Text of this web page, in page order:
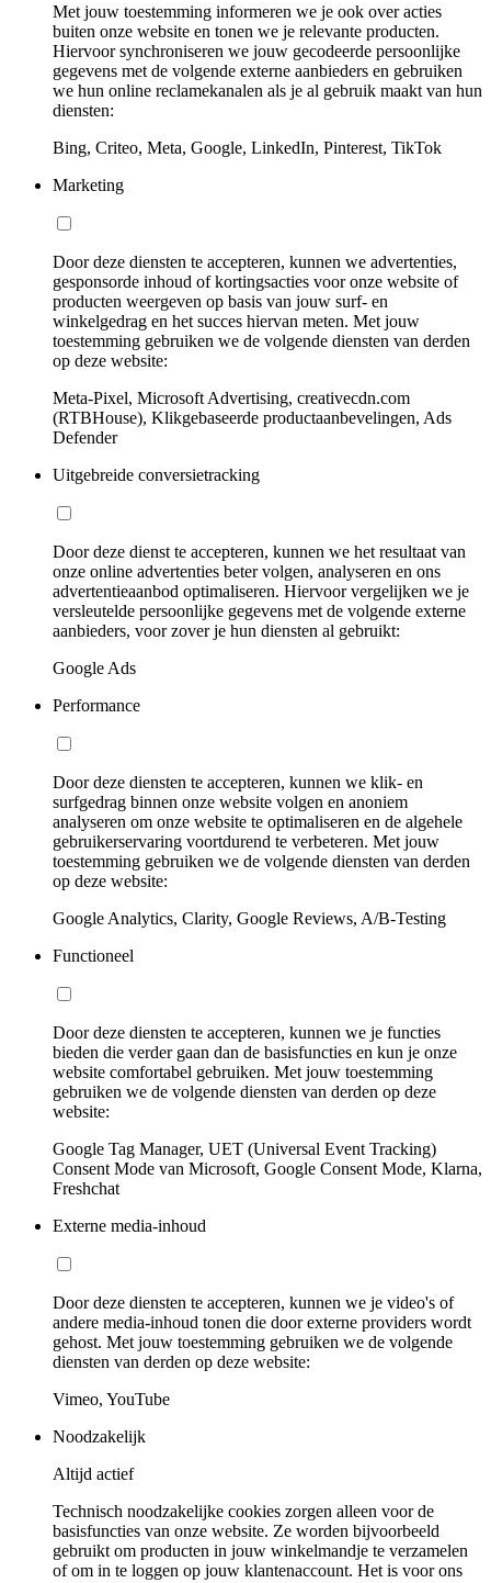
Met jouw toestemming informeren we je ook over acties
buiten onze website en tonen we je relevante producten.
Hiervoor synchroniseren we jouw gecodeerde persoonlijke
gegevens met de volgende externe aanbieders en gebruiken
we hun online reclamekanalen als je al gebruik maakt van hun
diensten:
Bing, Criteo, Meta, Google, LinkedIn, Pinterest, TikTok
Marketing
Door deze diensten te accepteren, kunnen we advertenties,
gesponsorde inhoud of kortingsacties voor onze website of
producten weergeven op basis van jouw surf- en
winkelgedrag en het succes hiervan meten. Met jouw
toestemming gebruiken we de volgende diensten van derden
op deze website:
Meta-Pixel, Microsoft Advertising, creativecdn.com
(RTBHouse), Klikgebaseerde productaanbevelingen, Ads
Defender
Uitgebreide conversietracking
Door deze dienst te accepteren, kunnen we het resultaat van
onze online advertenties beter volgen, analyseren en ons
advertentieaanbod optimaliseren. Hiervoor vergelijken we je
versleutelde persoonlijke gegevens met de volgende externe
aanbieders, voor zover je hun diensten al gebruikt:
Google Ads
Performance
Door deze diensten te accepteren, kunnen we klik- en
surfgedrag binnen onze website volgen en anoniem
analyseren om onze website te optimaliseren en de algehele
gebruikerservaring voortdurend te verbeteren. Met jouw
toestemming gebruiken we de volgende diensten van derden
op deze website:
Google Analytics, Clarity, Google Reviews, A/B-Testing
Functioneel
Door deze diensten te accepteren, kunnen we je functies
bieden die verder gaan dan de basisfuncties en kun je onze
website comfortabel gebruiken. Met jouw toestemming
gebruiken we de volgende diensten van derden op deze
website:
Google Tag Manager, UET (Universal Event Tracking)
Consent Mode van Microsoft, Google Consent Mode, Klarna,
Freshchat
Externe media-inhoud
Door deze diensten te accepteren, kunnen we je video's of
andere media-inhoud tonen die door externe providers wordt
gehost. Met jouw toestemming gebruiken we de volgende
diensten van derden op deze website:
Vimeo, YouTube
Noodzakelijk
Altijd actief
Technisch noodzakelijke cookies zorgen alleen voor de
basisfuncties van onze website. Ze worden bijvoorbeeld
gebruikt om producten in jouw winkelmandje te verzamelen
of om in te loggen op jouw klantenaccount. Het is voor ons